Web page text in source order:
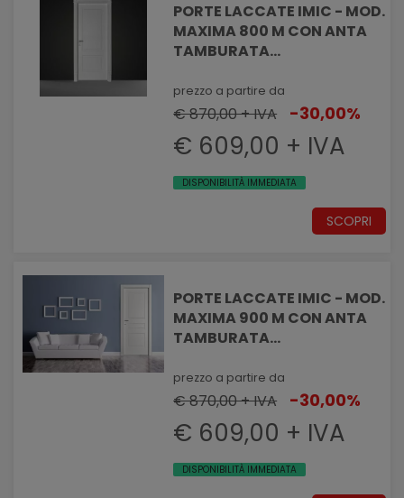
PORTE LACCATE IMIC - MOD.
MAXIMA 800 M CON ANTA
TAMBURATA
MASSELLATO
prezzo a partire da
€ 870,00 + IVA -30,00%
€ 609,00 + IVA
DISPONIBILITÀ IMMEDIATA
SCOPRI
PORTE LACCATE IMIC - MOD.
MAXIMA 900 M CON ANTA
TAMBURATA
MASSELLATO
prezzo a partire da
€ 870,00 + IVA -30,00%
€ 609,00 + IVA
DISPONIBILITÀ IMMEDIATA